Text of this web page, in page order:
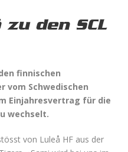
den SCL
finnischen
vom Schwedischen
Einjahresvertrag für die
wechselt.
von Luleå HF aus der